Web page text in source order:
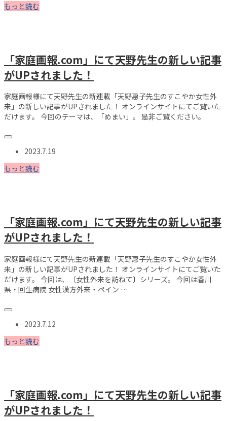
もっと読む
「家庭画報.com」にて天野先生の新しい記事
がUPされました！
家庭画報様にて天野先生の新連載「天野惠子先生のすこやか女性外
来」の新しい記事がUPされました！ オンラインサイトにてご覧いた
だけます。 今回のテーマは、「めまい」。 是非ご覧ください。
2023.7.19
もっと読む
「家庭画報.com」にて天野先生の新しい記事
がUPされました！
家庭画報様にて天野先生の新連載「天野惠子先生のすこやか女性外
来」の新しい記事がUPされました！ オンラインサイトにてご覧いた
だけます。 今回は、〔女性外来を訪ねて〕シリーズ。 今回は香川
県・回生病院 女性漢方外来・ペイン …
2023.7.12
もっと読む
「家庭画報.com」にて天野先生の新しい記事
がUPされました！